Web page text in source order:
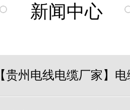
新闻中心
【贵州电线电缆厂家】